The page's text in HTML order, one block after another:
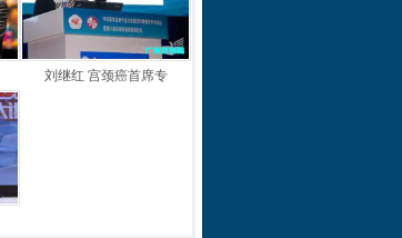
刘继红 宫颈癌首席专